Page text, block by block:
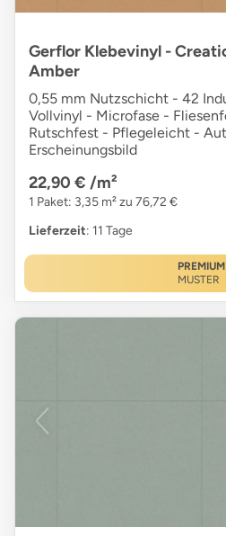
Gerflor Klebevinyl -
Amber
0,55 mm Nutzschicht - 42
Vollvinyl - Microfase -
Rutschfest - Pflegeleicht -
Erscheinungsbild
22,90 € /m²
1 Paket: 3,35 m² zu 76,72 €
Lieferzeit: 11 Tage
PREMIUM
MUSTER